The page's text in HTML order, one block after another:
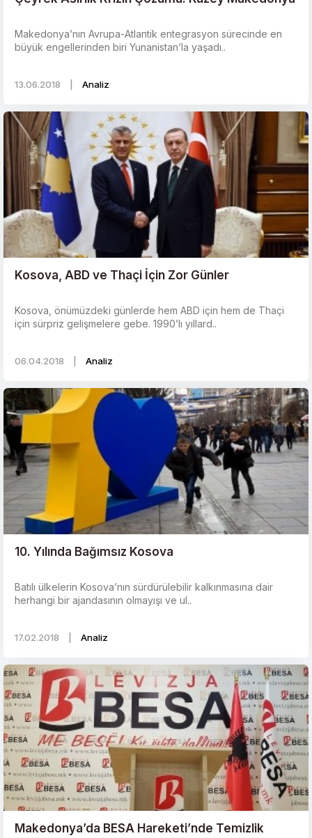
Makedonya’nın Avrupa-Atlantik entegrasyon sürecinde en
büyük engellerinden biri Yunanistan’la yaşadı..
13.06.2018 Analiz
Kosova, ABD ve Thaçi İçin Zor Günler
Kosova, önümüzdeki günlerde hem ABD için hem de Thaçi
için sürpriz gelişmelere gebe. 1990’lı yıllard..
06.04.2018 Analiz
10. Yılında Bağımsız Kosova
Batılı ülkelerin Kosova’nın sürdürülebilir kalkınmasına dair
herhangi bir ajandasının olmayışı ve ul..
17.02.2018 Analiz
Makedonya’da BESA Hareketi’nde Temizlik